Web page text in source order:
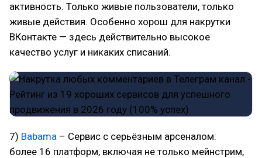
активность. Только живые пользователи, только
живые действия. Особенно хорош для накрутки
ВКонтакте — здесь действительно высокое
качество услуг и никаких списаний.
7) Babama – Сервис с серьёзным арсеналом:
более 16 платформ, включая не только мейнстрим,